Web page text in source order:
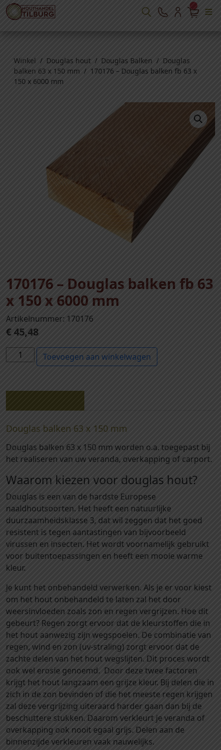
Winkel / Douglas hout / Douglas Balken / Douglas
balken 63 x 150 mm / 170176 – Douglas balken fb 63 x
150 x 6000 mm
170176 – Douglas balken fb 63
x 150 x 6000 mm
Artikelnummer: 170176
€45,48
7
1
6
-
o
u
l
a
s
b
a
l
k
e
f
b
6
3
x
1
5
0
x
6
0
0
0
m
Toevoegen aan winkelwagen
Douglas balken 63 x 150 mm
Douglas balken 63 x 150 mm worden o.a. toegepast bij
het realiseren van uw veranda, overkapping of carport.
Waarom kiezen voor douglas hout?
Douglas is een van de hardste Europese
naaldhoutsoorten. Het heeft een natuurlijke
duurzaamheidsklasse 3, dat wil zeggen dat het goed
resistent is tegen aantastingen van bijvoorbeeld
virussen en insecten. Het wordt voornamelijk gebruikt
voor buitentoepassingen en heeft een mooie warme
kleur.
Je kunt het onbehandeld verwerken. Als je er voor kiest
om het hout onbehandeld te laten zal het door
weersinvloeden zoals zon en regen vergrijzen. Hoe dit
gebeurt? Regen zorgt ervoor dat de kleurstoffen die in
het hout aanwezig zijn wegspoelen. De combinatie van
regen, wind en zon (uv-straling) zorgt ervoor dat de
zachte delen van het hout wegslijten. Dit proces wordt
ook wel erosie genoemd. Door deze twee factoren
krijgt het hout langzaam een grijze kleur. Bij delen die in
zich in de zon bevinden of die het meeste regen krijgen
zal deze vergrijzing uiteraard harder gaan dan bij de
beschuttere stukken. Daarom verkleurt je veranda of
overkapping ook nooit egaal grijs. Delen aan de
binnenzijde verkleuren vaak nauwelijks.